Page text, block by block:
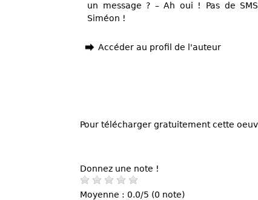
un message ? – Ah oui ! Pas de
Siméon !
Accéder au profil de l'auteur
Pour télécharger gratuitement cette
Donnez une note !
Moyenne : 0.0/5 (0 note)